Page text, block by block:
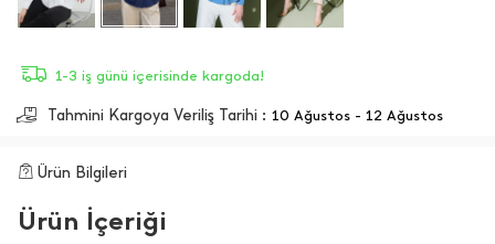
1-3 iş günü içerisinde kargoda!
Tahmini Kargoya Veriliş Tarihi : 10 Ağustos - 12 Ağustos
Ürün Bilgileri
Ürün İçeriği